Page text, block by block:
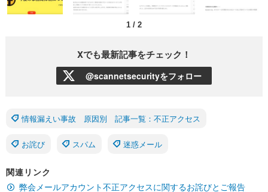
1 / 2
Xでも最新記事をチェック！
@scannetsecurityをフォロー
情報漏えい事故 原因別 記事一覧：不正アクセス
お詫び スパム 迷惑メール
関連リンク
弊会メールアカウント不正アクセスに関するお詫びとご報告